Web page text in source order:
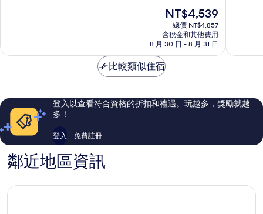
費
夠
評
論
現
價
格
為
NT$4,539
NT$4,539
總價 NT$4,857
含稅金和其他費用
8 月 30 日 - 8 月 31 日
斯
斯
極
評
論
比較類似住宿
登入以查看符合資格的折扣和禮遇。玩越多，獎勵就越
多！
登入 免費註冊
鄰近地區資訊